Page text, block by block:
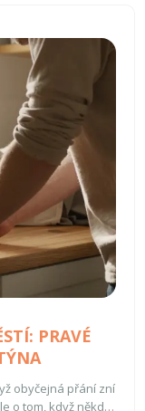
PRAVÉ
obyčejná přání zní
o tom, když někdo